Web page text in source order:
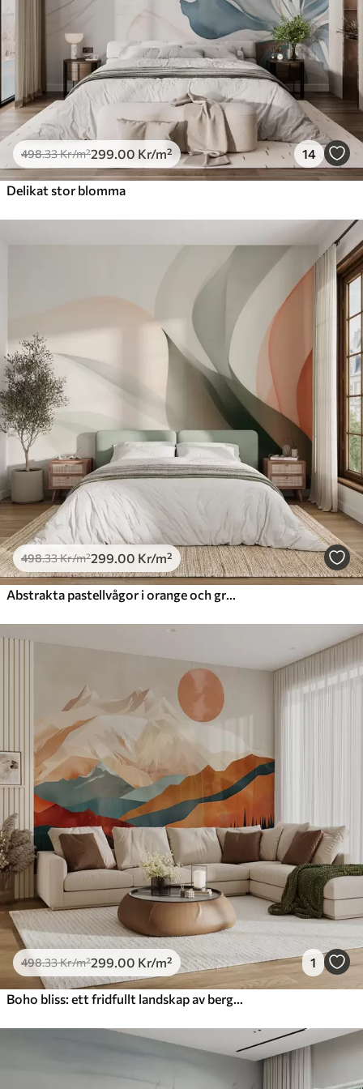
.00 435.00
Peel and Stick
.00540.00Kr/m²
498.33Kr/m²299 .00 Kr/m² 14
Delikat stor blomma
498.33Kr/m²299 .00 Kr/m²
498.33Kr/m²299 .00 Kr/m² 1